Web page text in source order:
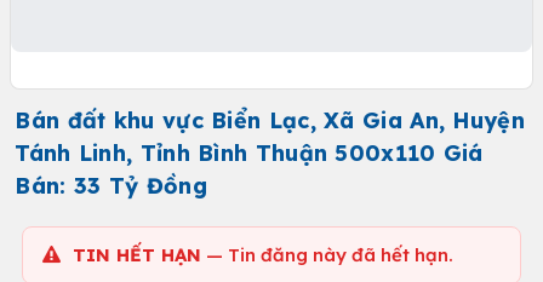
Bán đất khu vực Biển Lạc, Xã Gia An, Huyện
Tánh Linh, Tỉnh Bình Thuận 500x110 Giá
Bán: 33 Tỷ Đồng
TIN HẾT HẠN — Tin đăng này đã hết hạn.